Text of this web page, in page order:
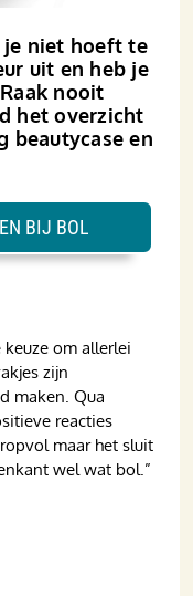
je niet hoeft te
uit en heb je
nooit
het overzicht
beautycase en
om allerlei
zijn
maken. Qua
reacties
maar het sluit
wel wat bol.”
BIJ BOL